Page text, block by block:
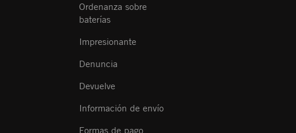
Ordenanza sobre
baterías
Impresionante
Denuncia
Devuelve
Información de envío
Formas de pago